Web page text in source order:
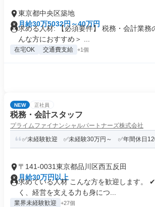
東京都中央区築地
月給30万5032円～40万円
求める人材: 【必須要件】 税務・会計業務
んな方におすすめ＞ ...
在宅OK 交通費支給 +1個
NEW 正社員
税務・会計スタッフ
プライムファイナンシャルパートナーズ株式会社
✅未経験歓迎 ✅未経験30万円～ ✅年間休日
〒141-0031東京都品川区西五反田
月給30万円以上
求めている人材 こんな方を歓迎します。
く、経営を支える力も身につ...
業界未経験歓迎 +27個